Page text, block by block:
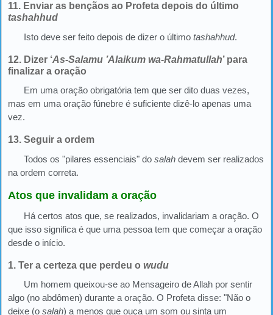
11. Enviar as bençãos ao Profeta depois do último
tashahhud
Isto deve ser feito depois de dizer o últimotashahhud.
12. Dizer ‘As-Salamu ’Alaikum wa-Rahmatullah’ para
finalizar a oração
Em uma oração obrigatória tem que ser dito duas vezes,
mas em uma oração fúnebre é suficiente dizê-lo apenas uma
vez.
13. Seguir a ordem
Todos os "pilares essenciais" dosalahdevem ser realizados
na ordem correta.
Atos que invalidam a oração
Há certos atos que, se realizados, invalidariam a oração. O
que isso significa é que uma pessoa tem que começar a oração
desde o início.
1. Ter a certeza que perdeu o wudu
Um homem queixou-se ao Mensageiro de Allah por sentir
algo (no abdômen) durante a oração. O Profeta disse: "Não o
deixe (o salah) a menos que ouça um som ou sinta um